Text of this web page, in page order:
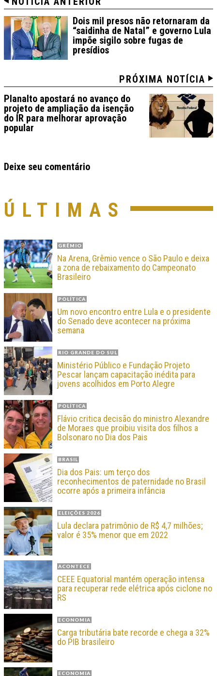
Dois mil presos não retornaram da
“saidinha de Natal” e governo Lula
impõe sigilo sobre fugas de
presídios
PRÓXIMA NOTÍCIA
Planalto apostará no avanço do
projeto de ampliação da isenção
do IR para melhorar aprovação
popular
Deixe seu comentário
ÚLTIMAS
GRÊMIO
Na Arena, Grêmio vence o São Paulo e deixa
a zona de rebaixamento do Campeonato
Brasileiro
POLÍTICA
Um novo encontro entre Lula e o presidente
do Senado deve acontecer na próxima
semana
RIO GRANDE DO SUL
Ministério Público e Fundação Projeto
Pescar lançam capacitação inédita para
jovens acolhidos em Porto Alegre
POLÍTICA
Flávio critica decisão do ministro Alexandre
de Moraes que proibiu visita dos filhos a
Bolsonaro no Dia dos Pais
BRASIL
Dia dos Pais: um terço dos
reconhecimentos de paternidade no Brasil
ocorre após a primeira infância
ELEIÇÕES 2026
Lula declara patrimônio de R$ 4,7 milhões;
valor é 35% menor que em 2022
ACONTECE
CEEE Equatorial mantém operação intensa
para recuperar rede elétrica após ciclone no
RS
ECONOMIA
Carga tributária bate recorde e chega a 32%
do PIB brasileiro
ECONOMIA